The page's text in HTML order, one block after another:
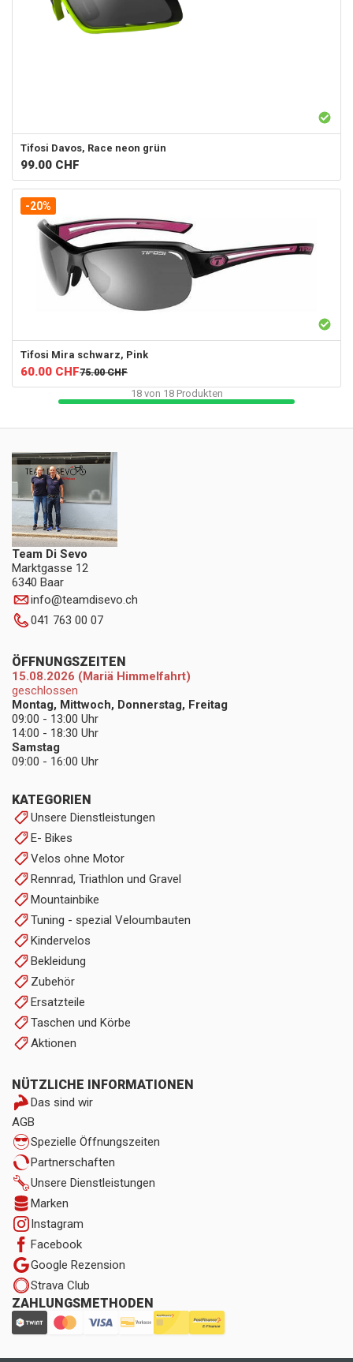
Tifosi Davos, Race neon grün
99.00 CHF
-20%
Tifosi Mira schwarz, Pink
60.00 CHF75.00 CHF
18von 18Produkten
Team Di Sevo
Marktgasse 12
6340 Baar
info@teamdisevo.ch
041 763 00 07
KATEGORIEN
Unsere Dienstleistungen
E- Bikes
Velos ohne Motor
Rennrad, Triathlon und Gravel
Mountainbike
Tuning - spezial Veloumbauten
Kindervelos
Bekleidung
Zubehör
Ersatzteile
Taschen und Körbe
Aktionen
NÜTZLICHE INFORMATIONEN
Das sind wir
AGB
Spezielle Öffnungszeiten
Partnerschaften
Unsere Dienstleistungen
Marken
Instagram
Facebook
Google Rezension
Strava Club
ZAHLUNGSMETHODEN
ÖFFNUNGSZEITEN
15.08.2026 (Mariä Himmelfahrt)
geschlossen
Montag, Mittwoch, Donnerstag, Freitag
09:00 - 13:00 Uhr
14:00 - 18:30 Uhr
Samstag
09:00 - 16:00 Uhr